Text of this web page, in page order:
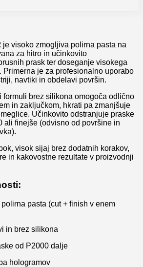
je visoko zmogljiva polirna pasta na
za hitro in učinkovito
prask ter doseganje visokega
Primerna je za profesionalno uporabo
navtiki in obdelavi površin.
brez silikona omogoča odlično
in zaključkom, hkrati pa zmanjšuje
Učinkovito odstranjuje praske
ali finejše (odvisno od površine in
visok sijaj brez dodatnih korakov,
in kakovostne rezultate v proizvodnji
pasta (cut + finish v enem
in brez silikona
od P2000 dalje
hologramov